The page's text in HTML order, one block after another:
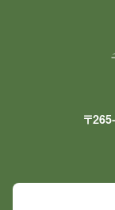
〒